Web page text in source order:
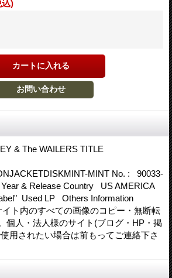
込)
& The WAILERS TITLE
MINT No. : 90033-
& Release Country US AMERICA
Used LP Others Information
内のすべての画像のコピー・無断転
個人・法人様のサイト(ブログ・HP・掲
用されたい場合は前もってご連絡下さ